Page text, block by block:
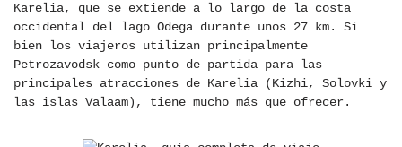
Karelia, que se extiende a lo largo de la costa
occidental del lago Odega durante unos 27 km. Si
bien los viajeros utilizan principalmente
Petrozavodsk como punto de partida para las
principales atracciones de Karelia (Kizhi, Solovki y
las islas Valaam), tiene mucho más que ofrecer.